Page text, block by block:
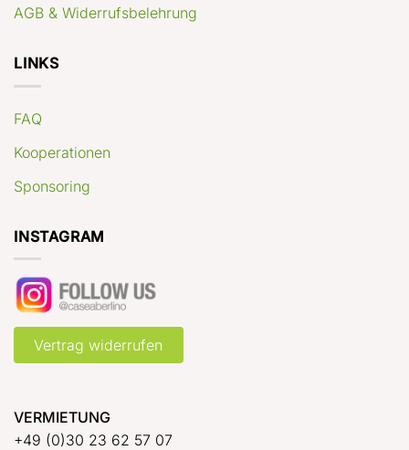
AGB & Widerrufsbelehrung
LINKS
FAQ
Kooperationen
Sponsoring
INSTAGRAM
Vertrag widerrufen
VERMIETUNG
+49 (0)30 23 62 57 07